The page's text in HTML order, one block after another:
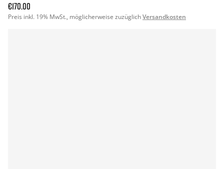
€170.00
Preis inkl. 19% MwSt., möglicherweise zuzüglichVersandkosten